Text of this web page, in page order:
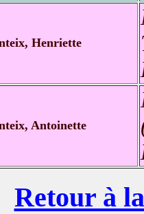
Henriette
Antoinette
Retour à